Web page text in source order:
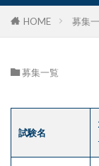
HOME 募集
募集一覧
試験名